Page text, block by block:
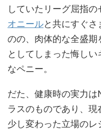
していたリーグ屈指の
オニールと共にすぐさ
のの、肉体的な全盛
としてしまった悔し
なペニー。
だた、健康時の実力
ラスのものであり、
少し変わった立場のレ